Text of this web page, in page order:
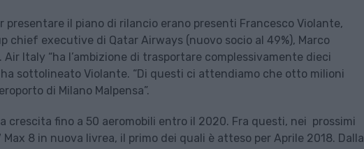
il piano di rilancio erano presenti Francesco Violante,
chief executive di Qatar Airways (nuovo socio al 49%), Marco
Italy “ha l’ambizione di trasportare complessivamente dieci
sottolineato Violante. “Di questi ci attendiamo che otto milioni
di Milano Malpensa”.
fino a 50 aeromobili entro il 2020. Fra questi, nei prossimi
8 in nuova livrea, il primo dei quali è atteso per Aprile 2018. Dalla